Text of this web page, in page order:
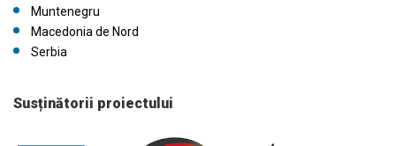
Muntenegru
Macedonia de Nord
Serbia
Susținătorii proiectului